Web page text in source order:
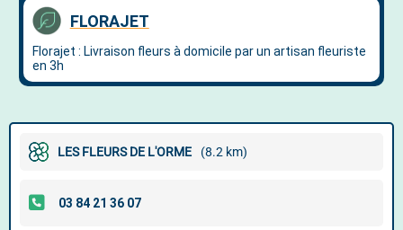
LES FLEURS DE L'ORME (8.2 km)